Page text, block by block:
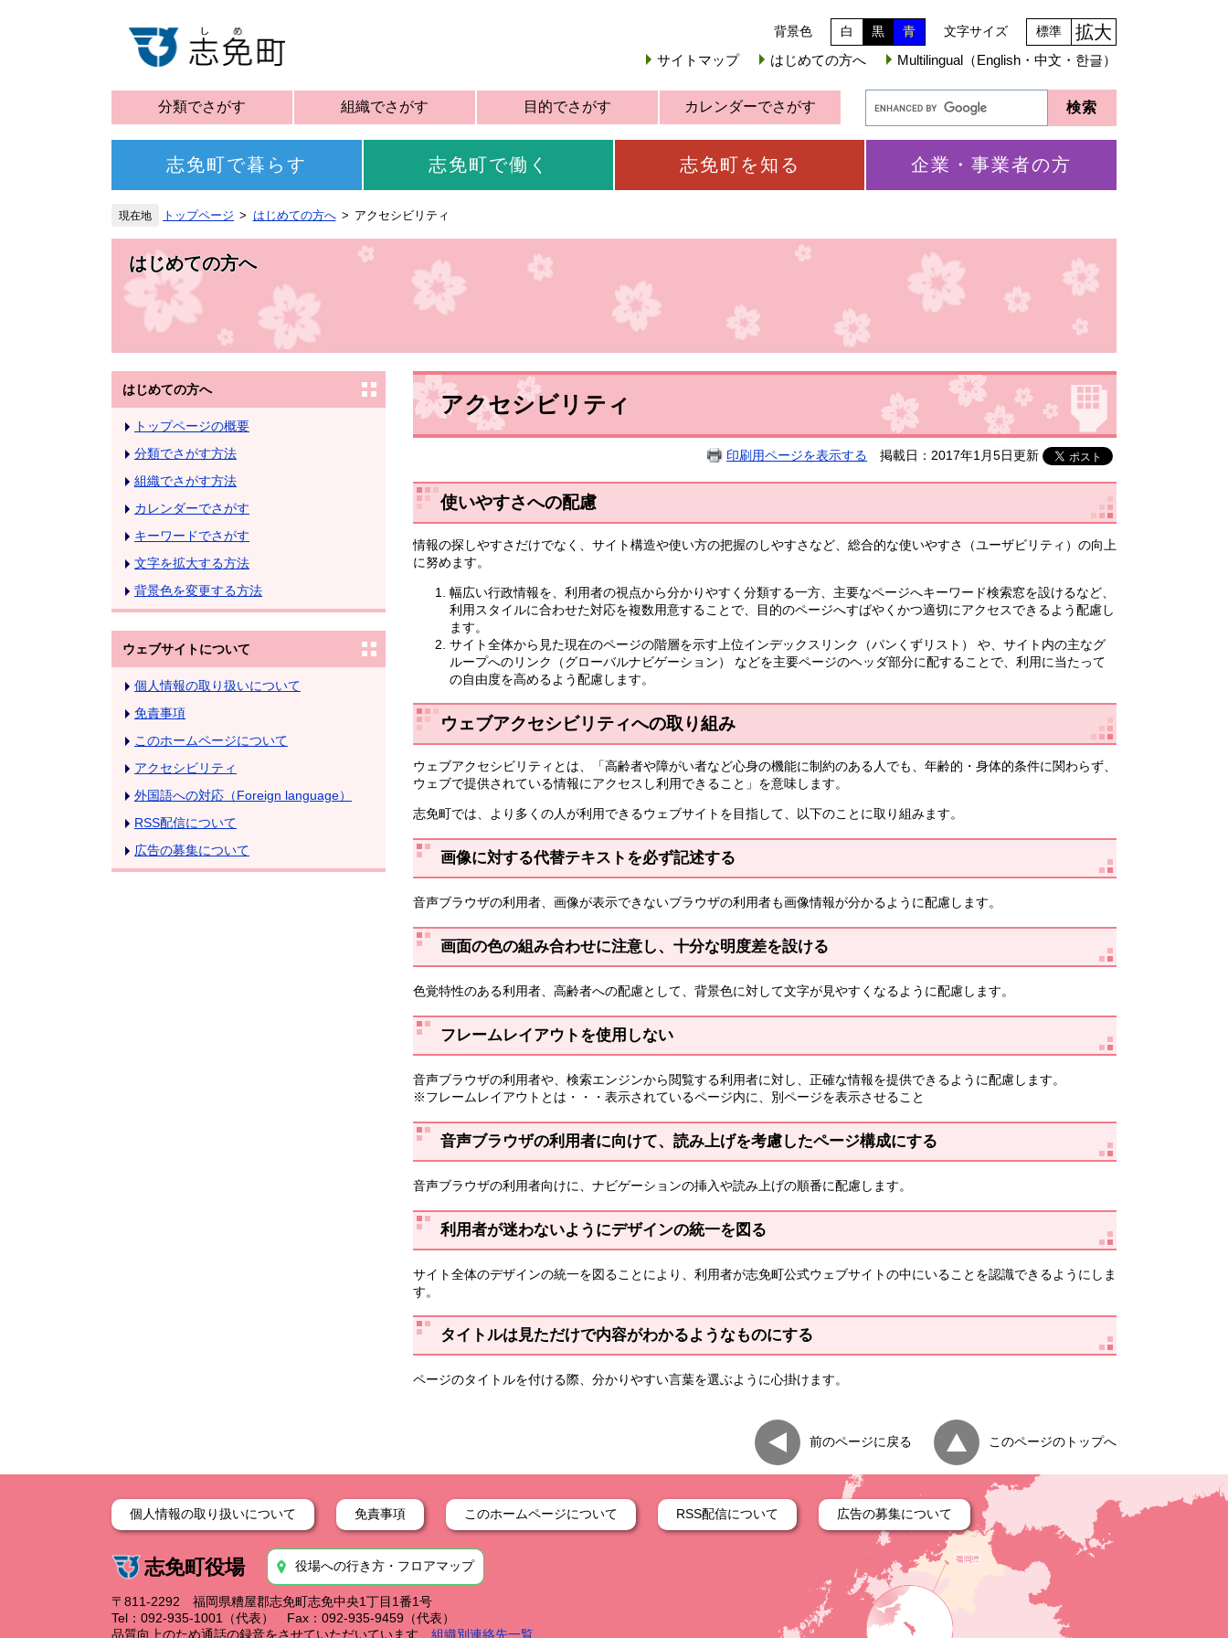
背景色 白 黒 青 文字サイズ 標準 拡大
サイトマップ はじめての方へ Multilingual（English・中文・한글）
分類でさがす 組織でさがす 目的でさがす カレンダーでさがす
志免町で暮らす 志免町で働く 志免町を知る 企業・事業者の方
トップページ はじめての方へ アクセシビリティ
はじめての方へ
はじめての方へ
トップページの概要
分類でさがす方法
組織でさがす方法
カレンダーでさがす
キーワードでさがす
文字を拡大する方法
背景色を変更する方法
ウェブサイトについて
個人情報の取り扱いについて
免責事項
このホームページについて
アクセシビリティ
外国語への対応（Foreign language）
RSS配信について
広告の募集について
アクセシビリティ
印刷用ページを表示する 掲載日：2017年1月5日更新
使いやすさへの配慮
情報の探しやすさだけでなく、サイト構造や使い方の把握のしやすさなど、総合的な使いやすさ（ユーザビリティ）の向上
に努めます。
幅広い行政情報を、利用者の視点から分かりやすく分類する一方、主要なページへキーワード検索窓を設けるなど、
利用スタイルに合わせた対応を複数用意することで、目的のページへすばやくかつ適切にアクセスできるよう配慮し
ます。
サイト全体から見た現在のページの階層を示す上位インデックスリンク（パンくずリスト） や、サイト内の主なグ
ループへのリンク（グローバルナビゲーション） などを主要ページのヘッダ部分に配することで、利用に当たって
の自由度を高めるよう配慮します。
ウェブアクセシビリティへの取り組み
ウェブアクセシビリティとは、「高齢者や障がい者など心身の機能に制約のある人でも、年齢的・身体的条件に関わらず、
ウェブで提供されている情報にアクセスし利用できること」を意味します。
志免町では、より多くの人が利用できるウェブサイトを目指して、以下のことに取り組みます。
画像に対する代替テキストを必ず記述する
音声ブラウザの利用者、画像が表示できないブラウザの利用者も画像情報が分かるように配慮します。
画面の色の組み合わせに注意し、十分な明度差を設ける
色覚特性のある利用者、高齢者への配慮として、背景色に対して文字が見やすくなるように配慮します。
フレームレイアウトを使用しない
音声ブラウザの利用者や、検索エンジンから閲覧する利用者に対し、正確な情報を提供できるように配慮します。
※フレームレイアウトとは・・・表示されているページ内に、別ページを表示させること
音声ブラウザの利用者に向けて、読み上げを考慮したページ構成にする
音声ブラウザの利用者向けに、ナビゲーションの挿入や読み上げの順番に配慮します。
利用者が迷わないようにデザインの統一を図る
サイト全体のデザインの統一を図ることにより、利用者が志免町公式ウェブサイトの中にいることを認識できるようにしま
す。
タイトルは見ただけで内容がわかるようなものにする
ページのタイトルを付ける際、分かりやすい言葉を選ぶように心掛けます。
前のページに戻る このページのトップへ
個人情報の取り扱いについて 免責事項 このホームページについて RSS配信について 広告の募集について
志免町役場 役場への行き方・フロアマップ
〒811-2292 福岡県糟屋郡志免町志免中央1丁目1番1号
Tel：092-935-1001（代表） Fax：092-935-9459（代表）
品質向上のため通話の録音をさせていただいています
組織別連絡先一覧